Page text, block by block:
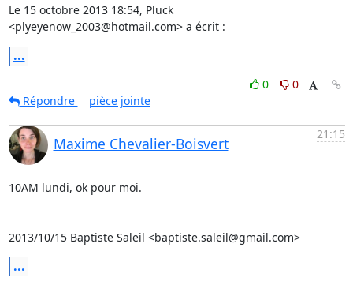
Le 15 octobre 2013 18:54, Pluck
<plyeyenow_2003@hotmail.com> a écrit :
...
0
0
Répondre
pièce jointe
Maxime Chevalier-Boisvert
21:15
10AM lundi, ok pour moi.
2013/10/15 Baptiste Saleil <baptiste.saleil@gmail.com>
...